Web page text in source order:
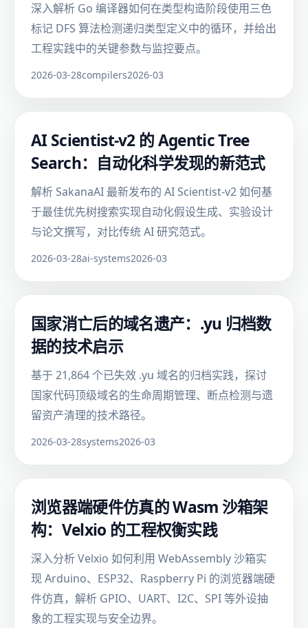
深入解析 Go 编译器如何在类型构造阶段使用三色
标记 DFS 算法检测递归类型定义中的循环，并给出
工程实践中的关键参数与监控要点。
2026-03-28compilers2026-03
AI Scientist-v2 的 Agentic Tree
Search：自动化科学发现的新范式
解析 SakanaAI 最新发布的 AI Scientist-v2 如何基
于最佳优先树搜索实现自动化假设生成、实验设计
与论文撰写，对比传统 AI 研究范式。
2026-03-28ai-systems2026-03
国家消亡后的域名遗产：.yu 归档数
据的技术启示
基于 21,864 个已失效 .yu 域名的归档实践，探讨
国家代码顶级域名的生命周期管理、断点检测与遗
留资产清理的技术路径。
2026-03-28systems2026-03
浏览器端硬件仿真的 Wasm 沙箱架
构：Velxio 的工程权衡实践
深入分析 Velxio 如何利用 WebAssembly 沙箱实
现 Arduino、ESP32、Raspberry Pi 的浏览器端硬
件仿真，解析 GPIO、UART、I2C、SPI 等外设抽
象的工程实现与安全边界。